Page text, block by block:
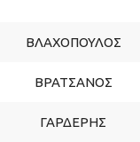
ΒΛΑΧΟΠΟΥΛΟΣ
ΒΡΑΤΣΑΝΟΣ
ΓΑΡΔΕΡΗΣ